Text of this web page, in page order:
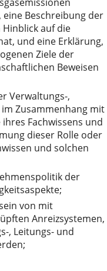
Beschreibung der
auf die
und eine Erklärung,
Ziele der
Beweisen
Verwaltungs-,
Zusammenhang mit
Fachwissens und
dieser Rolle oder
und solchen
der
von mit
Anreizsystemen,
, Leitungs- und